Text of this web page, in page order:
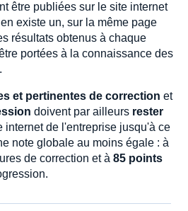
être publiées sur le site internet
existe un, sur la même page
résultats obtenus à chaque
portées à la connaissance des
et pertinentes de correction et
doivent par ailleurs rester
internet de l'entreprise jusqu'à ce
note globale au moins égale : à
de correction et à 85 points